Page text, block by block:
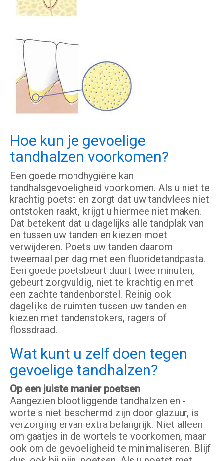
Hoe kun je gevoelige
tandhalzen voorkomen?
Een goede mondhygiëne kan
tandhalsgevoeligheid voorkomen. Als u niet te
krachtig poetst en zorgt dat uw tandvlees niet
ontstoken raakt, krijgt u hiermee niet maken.
Dat betekent dat u dagelijks alle tandplak van
en tussen uw tanden en kiezen moet
verwijderen. Poets uw tanden daarom
tweemaal per dag met een fluoridetandpasta.
Een goede poetsbeurt duurt twee minuten,
gebeurt zorgvuldig, niet te krachtig en met
een zachte tandenborstel. Reinig ook
dagelijks de ruimten tussen uw tanden en
kiezen met tandenstokers, ragers of
flossdraad.
Wat kunt u zelf doen tegen
gevoelige tandhalzen?
Op een juiste manier poetsen
Aangezien blootliggende tandhalzen en -
wortels niet beschermd zijn door glazuur, is
verzorging ervan extra belangrijk. Niet alleen
om gaatjes in de wortels te voorkomen, maar
ook om de gevoeligheid te minimaliseren. Blijf